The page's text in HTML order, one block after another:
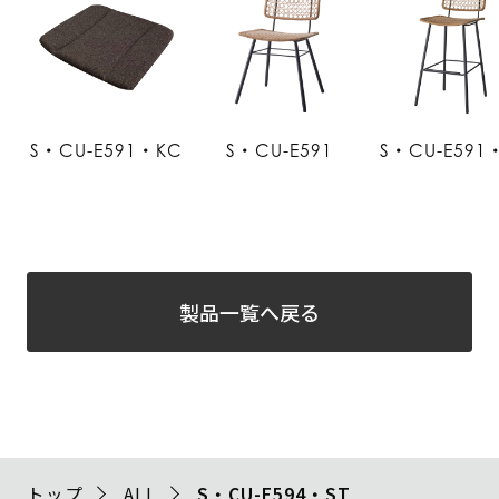
S・CU-E591・KC S・CU-E591 S・CU-E591
製品一覧へ戻る
トップ ALL S・CU-E594・ST